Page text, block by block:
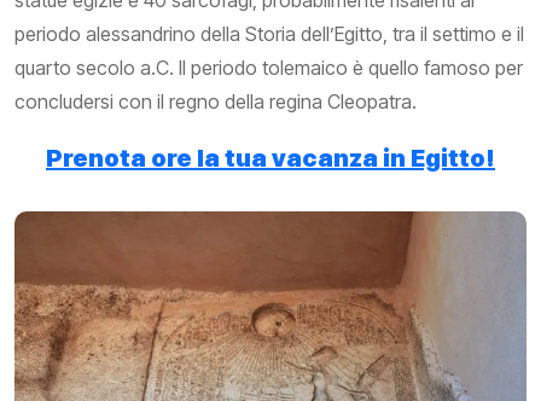
periodo alessandrino della Storia dell’Egitto, tra il settimo e il
quarto secolo a.C. Il periodo tolemaico è quello famoso per
concludersi con il regno della regina Cleopatra.
Prenota ore la tua vacanza in Egitto!